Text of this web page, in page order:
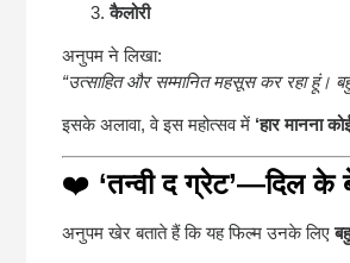
कैलोरी
अनुपम ने लिखा:
“उत्साहित और सम्मानित महसूस कर रहा हूं।
इसके अलावा, वे इस महोत्सव में ‘हार मानना
❤️ ‘तन्वी द ग्रेट’—दिल के
अनुपम खेर बताते हैं कि यह फिल्म उनके लिए